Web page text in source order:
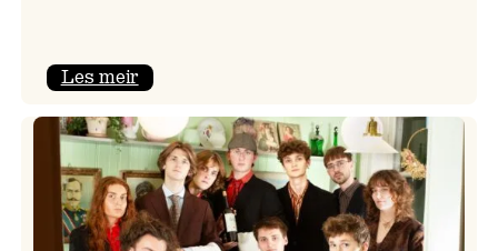
Les meir:
Olaug
Nilssen